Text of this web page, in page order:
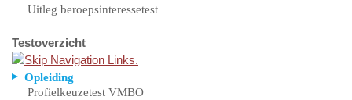
Uitleg beroepsinteressetest
Testoverzicht
Opleiding
Profielkeuzetest VMBO